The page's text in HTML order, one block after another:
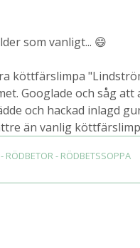
som vanligt... 😄
köttfärslimpa
Googlade och såg
och hackad inlagd
än vanlig
RÖDBETOR - RÖDBETSSOPPA